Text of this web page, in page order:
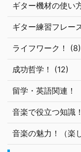
ギター機材の使い
ギター練習フレー
ライフワーク！ (8)
成功哲学！ (12)
留学・英語関連
音楽で役立つ知識
音楽の魅力！（楽